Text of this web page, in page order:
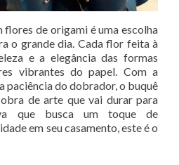
flores de origami é uma escolha
o grande dia. Cada flor feita à
e a elegância das formas
vibrantes do papel. Com a
paciência do dobrador, o buquê
de arte que vai durar para
que busca um toque de
em seu casamento, este é o